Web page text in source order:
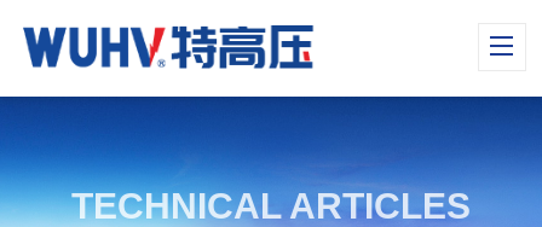
TECHNICAL ARTICLES